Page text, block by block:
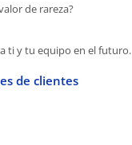
de rareza?
ti y tu equipo en el futuro.
de clientes